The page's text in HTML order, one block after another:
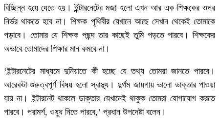
বিচ্ছিন্ন হয়ে যেতে হয়। ইন্টারনেটের মজা হলো এখন আর এক শিক্ষকের ওপর
নির্ভর থাকতে হবে না। শিক্ষক পৃথিবীর যেখানে আছে সেখান থেকেই তোমাকে
পড়াবে। তোমার যে শিক্ষক পছন্দ তার কাছেই তুমি পড়তে পারবে। শিক্ষকের
অভাবে তোমাদের শিক্ষার মান কমবে না।
‘ইন্টারনেটের মাধ্যমে দুনিয়াতে কী হচ্ছে যে তথ্য তোমরা জানতে পারবে।
আরেকটা গুরুত্বপূর্ণ বিষয় হলো স্বাস্থ্য। দুর্গম জায়গায় ভালো ডাক্তার পাওয়া
যায় না। ইন্টারনেট থাকলে ডাক্তার যেখানেই থাকুক তোমরা যোগাযোগ করতে
পারবে। পরামর্শ, ওষুধ নিতে পারবে,’ প্রধান উপদেষ্টা বলেন।